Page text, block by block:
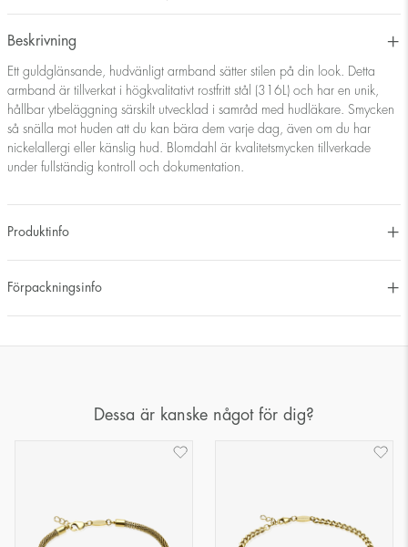
Beskrivning
Ett guldglänsande, hudvänligt armband sätter stilen på din look. Detta
armband är tillverkat i högkvalitativt rostfritt stål (316L) och har en unik,
hållbar ytbeläggning särskilt utvecklad i samråd med hudläkare. Smycken
så snälla mot huden att du kan bära dem varje dag, även om du har
nickelallergi eller känslig hud. Blomdahl är kvalitetsmycken tillverkade
under fullständig kontroll och dokumentation.
Produktinfo
Förpackningsinfo
Dessa är kanske något för dig?